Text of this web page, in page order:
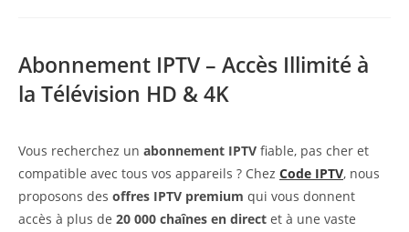
Abonnement IPTV – Accès Illimité à
la Télévision HD & 4K
Vous recherchez un abonnement IPTV fiable, pas cher et
compatible avec tous vos appareils ? Chez Code IPTV, nous
proposons des offres IPTV premium qui vous donnent
accès à plus de 20 000 chaînes en direct et à une vaste